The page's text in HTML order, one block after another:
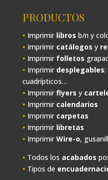
PRODUCTOS
• Imprimir libros b/n y
• Imprimir catálogos y
• Imprimir folletos
• Imprimir desplegables
cuadrípticos…
• Imprimirflyers y
• Imprimir calendarios
• Imprimir carpetas
• Imprimir libretas
• ImprimirWire-o,
• Todos los acabados
• Tipos de